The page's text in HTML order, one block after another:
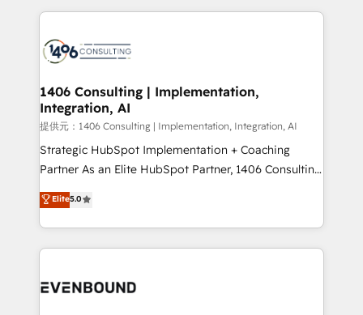
digital solutions on the market, ranging from CRM
marketing automation to online and offline sales
allowing companies to optimize processes and meet
the needs of the customer. We are part of Impresoft
Group, a group of specialized and complementary
companies that divide their offer into 4
Competence Centers: Smart Manufacturing,
The synergies generated by these integrations,
together with the combination of talents, skills,
to accompany companies on their digital
1406 Consulting | Implementation,
Integration, AI
提供元：1406 Consulting | Implementation, Integration, AI
Strategic HubSpot Implementation + Coaching
Partner As an Elite HubSpot Partner, 1406 Consulting
helps mid-market revenue teams transform how
they sell, market, and serve. We don't just build your
HubSpot—we teach your team to own it, then stay
to help you keep winning. What We Do ⚙️ CRM
Data & Content 📈 Sales & Marketing Alignment +
Elite5.0